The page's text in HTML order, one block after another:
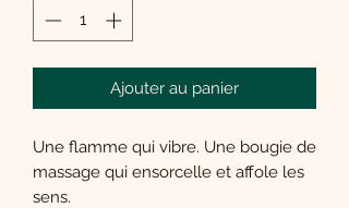
Ajouter au panier
Une flamme qui vibre. Une bougie de
massage qui ensorcelle et affole les
sens.